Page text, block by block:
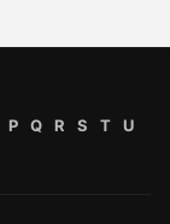
P Q R S T
U